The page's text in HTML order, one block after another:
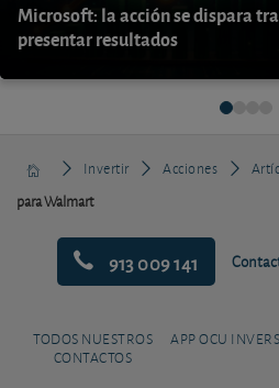
Microsoft: la acción se dispara
presentar resultados
Invertir Acciones
para Walmart
913 009 141
TODOS NUESTROS
CONTACTOS
APP OCU